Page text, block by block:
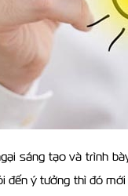
sáng tạo và trình
đến ý tưởng thì đó